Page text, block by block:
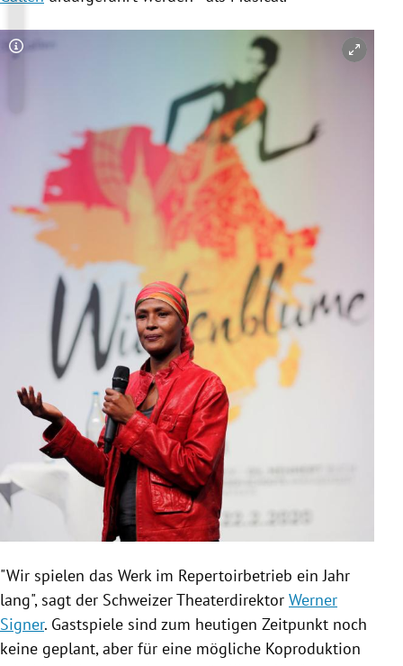
Copyright-Hinweis öffnen/schließen
"Wir spielen das Werk im Repertoirbetrieb ein Jahr
lang", sagt der Schweizer Theaterdirektor Werner
Signer. Gastspiele sind zum heutigen Zeitpunkt noch
keine geplant, aber für eine mögliche Koproduktion